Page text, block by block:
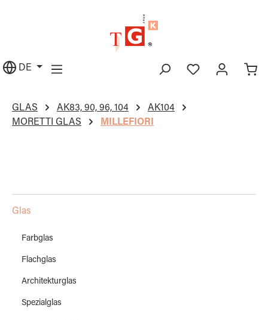
DE
GLAS AK83, 90, 96, 104
AK104
MORETTI GLAS
MILLEFIORI
Glas
Farbglas
Flachglas
Architekturglas
Spezialglas